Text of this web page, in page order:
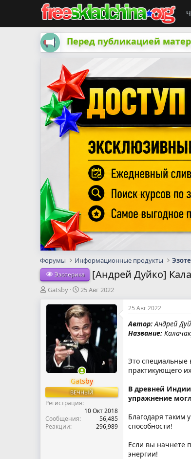
Перед публикацией
Форумы Информационные продукты
Эзотерика [Андрей Дуйко]
А
т
м
ы
Gatsby
Д
т
а
н
а
ч
а
л
а
25 Авг 2022
Gatsby
ВЕЧНЫЙ
Регистрация
10 Окт 2018
Сообщения
56,485
Реакции
296,989
25 Авг 2022
Автор: Андрей
Название:
Это специальные
практикующего
В древней
упражнение
Благодаря таким
способности!
Если вы начнете
энергии!